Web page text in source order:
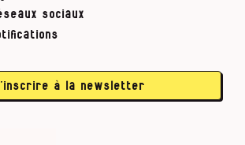
sociaux
à la newsletter